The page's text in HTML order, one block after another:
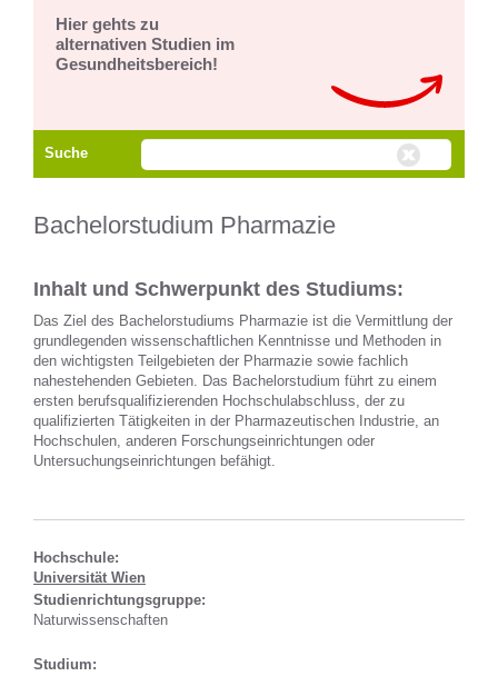
Hier gehts zu
alternativen Studien im
Gesundheitsbereich!
Suche
Bachelorstudium Pharmazie
Inhalt und Schwerpunkt des Studiums:
Das Ziel des Bachelorstudiums Pharmazie ist die Vermittlung der
grundlegenden wissenschaftlichen Kenntnisse und Methoden in
den wichtigsten Teilgebieten der Pharmazie sowie fachlich
nahestehenden Gebieten. Das Bachelorstudium führt zu einem
ersten berufsqualifizierenden Hochschulabschluss, der zu
qualifizierten Tätigkeiten in der Pharmazeutischen Industrie, an
Hochschulen, anderen Forschungseinrichtungen oder
Untersuchungseinrichtungen befähigt.
Hochschule:
Universität Wien
Studienrichtungsgruppe:
Naturwissenschaften
Studium: